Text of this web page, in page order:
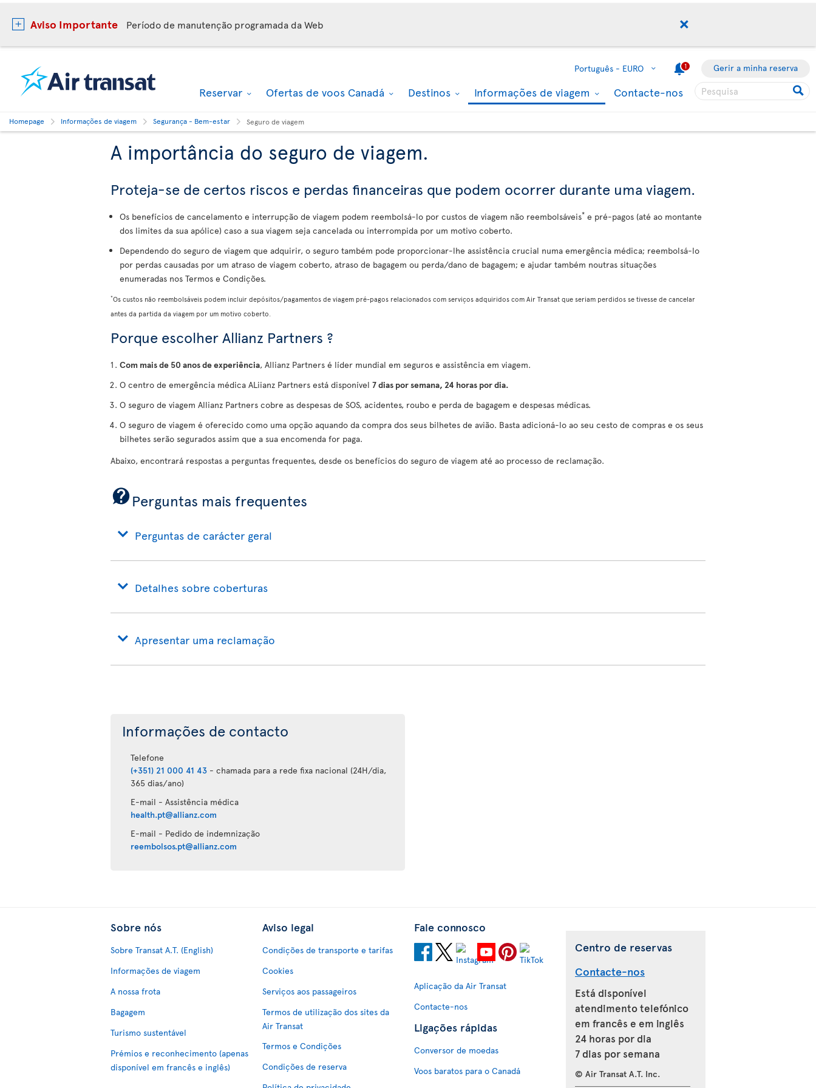
Aviso Importante Período de manutenção programada da Web
Português - EURO 1 Gerir a minha reserva
Reservar Ofertas de voos Canadá Destinos Informações de viagem Contacte-nos
Homepage Informações de viagem Segurança - Bem-estar Seguro de viagem
A importância do seguro de viagem.
Proteja-se de certos riscos e perdas financeiras que podem ocorrer durante uma viagem.
Os benefícios de cancelamento e interrupção de viagem podem reembolsá-lo por custos de viagem não reembolsáveis* e pré-pagos (até ao montante
dos limites da sua apólice) caso a sua viagem seja cancelada ou interrompida por um motivo coberto.
Dependendo do seguro de viagem que adquirir, o seguro também pode proporcionar-lhe assistência crucial numa emergência médica; reembolsá-lo
por perdas causadas por um atraso de viagem coberto, atraso de bagagem ou perda/dano de bagagem; e ajudar também noutras situações
enumeradas nos Termos e Condições.
*Os custos não reembolsáveis podem incluir depósitos/pagamentos de viagem pré-pagos relacionados com serviços adquiridos com Air Transat que seriam perdidos se tivesse de cancelar
antes da partida da viagem por um motivo coberto.
Porque escolher Allianz Partners ?
Com mais de 50 anos de experiência, Allianz Partners é líder mundial em seguros e assistência em viagem.
O centro de emergência médica ALiianz Partners está disponível 7 dias por semana, 24 horas por dia.
O seguro de viagem Allianz Partners cobre as despesas de SOS, acidentes, roubo e perda de bagagem e despesas médicas.
O seguro de viagem é oferecido como uma opção aquando da compra dos seus bilhetes de avião. Basta adicioná-lo ao seu cesto de compras e os seus
bilhetes serão segurados assim que a sua encomenda for paga.
Abaixo, encontrará respostas a perguntas frequentes, desde os benefícios do seguro de viagem até ao processo de reclamação.
Perguntas mais frequentes
Perguntas de carácter geral
Detalhes sobre coberturas
Apresentar uma reclamação
Informações de contacto
Telefone
(+351) 21 000 41 43 - chamada para a rede fixa nacional (24H/dia,
365 dias/ano)
E-mail - Assistência médica
health.pt@allianz.com
E-mail - Pedido de indemnização
reembolsos.pt@allianz.com
Sobre nós
Sobre Transat A.T. (English)
Informações de viagem
A nossa frota
Bagagem
Turismo sustentável
Prémios e reconhecimento (apenas
disponível em francês e inglês)
Aviso legal
Condições de transporte e tarifas
Cookies
Serviços aos passageiros
Termos de utilização dos sites da
Air Transat
Termos e Condições
Condições de reserva
Fale connosco
Aplicação da Air Transat
Contacte-nos
Ligações rápidas
Conversor de moedas
Voos baratos para o Canadá
Centro de reservas
Contacte-nos
Está disponível
atendimento telefónico
em francês e em inglês
24 horas por dia
7 dias por semana
© Air Transat A.T. Inc.